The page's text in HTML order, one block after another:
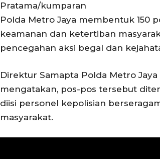
Pratama/kumparan
Polda Metro Jaya membentuk 150
keamanan dan ketertiban
pencegahan aksi begal dan
Direktur Samapta Polda Metro
mengatakan, pos-pos tersebut
diisi personel kepolisian
masyarakat.